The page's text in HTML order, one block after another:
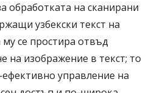
обработката на сканирани
узбекски текст на
се простира отвъд
на изображение в текст; то
управление на